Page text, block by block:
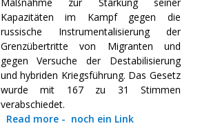
Kapazitäten im Kampf gegen die
russische Instrumentalisierung der
Grenzübertritte von Migranten und
gegen Versuche der Destabilisierung
und hybriden Kriegsführung. Das Gesetz
wurde mit 167 zu 31 Stimmen
verabschiedet.
Read more- noch ein Link